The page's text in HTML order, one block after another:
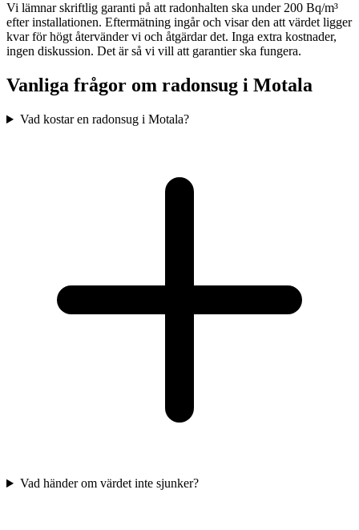
Vi lämnar skriftlig garanti på att radonhalten ska under 200 Bq/m³
efter installationen. Eftermätning ingår och visar den att värdet ligger
kvar för högt återvänder vi och åtgärdar det. Inga extra kostnader,
ingen diskussion. Det är så vi vill att garantier ska fungera.
Vanliga frågor om radonsug i Motala
Vad kostar en radonsug i Motala?
Vad händer om värdet inte sjunker?